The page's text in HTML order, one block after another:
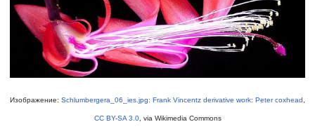
Изображение: Schlumbergera_06_ies.jpg: Frank Vincentz derivative work: Peter coxhead,
CC BY-SA 3.0, via Wikimedia Commons